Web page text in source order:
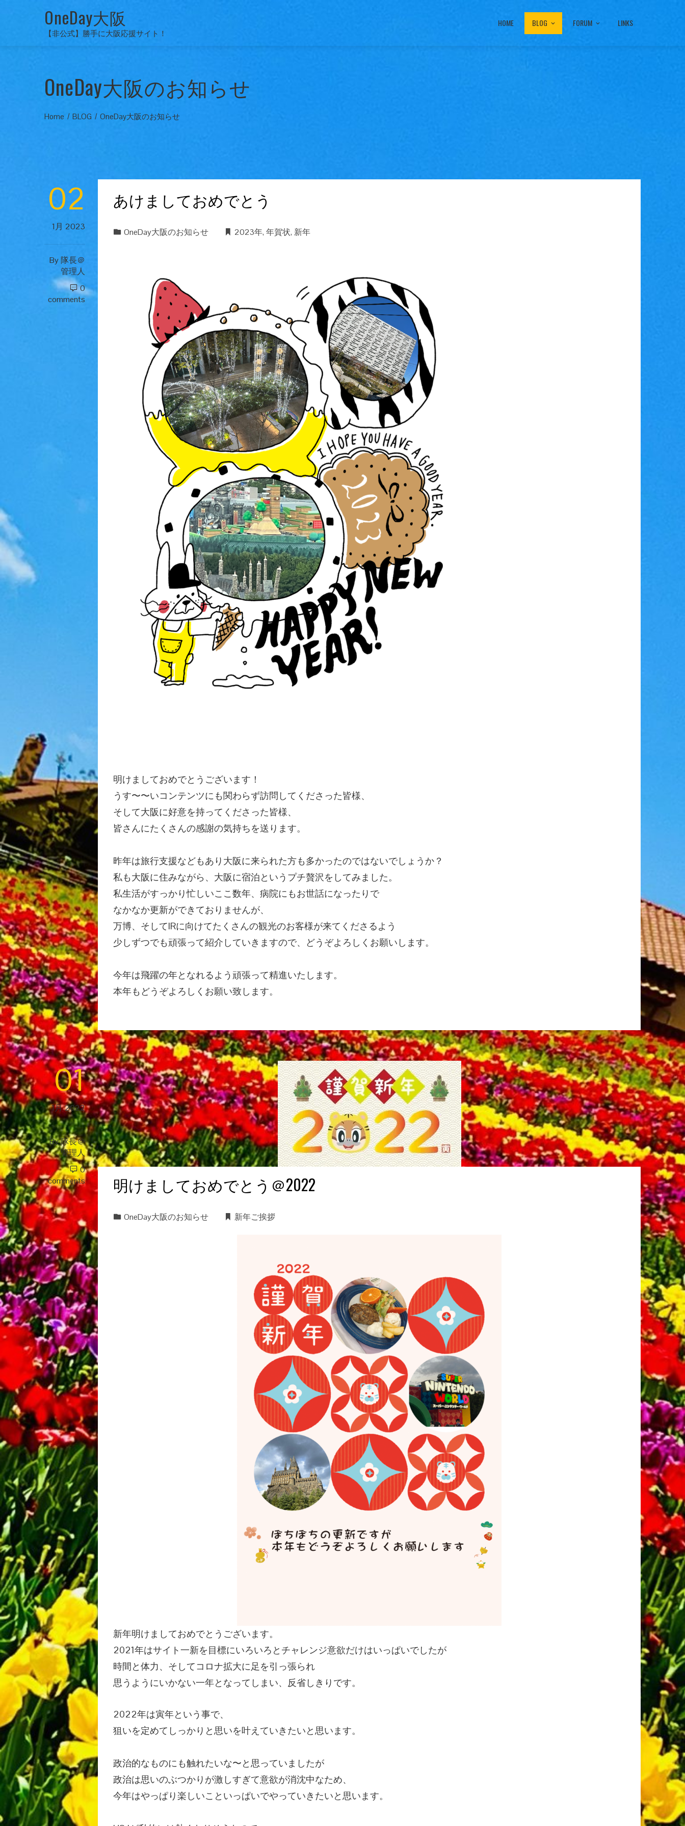
OneDay大阪
【非公式】勝手に大阪応援サイト！
HOME BLOG FORUM LINKS
OneDay大阪のお知らせ
Home BLOG OneDay大阪のお知らせ
02
1月 2023
By隊長＠
管理人
0
comments
あけましておめでとう
OneDay大阪のお知らせ 2023年, 年賀状, 新年
明けましておめでとうございます！
うす〜〜いコンテンツにも関わらず訪問してくださった皆様、
そして大阪に好意を持ってくださった皆様、
皆さんにたくさんの感謝の気持ちを送ります。
昨年は旅行支援などもあり大阪に来られた方も多かったのではないでしょうか？
私も大阪に住みながら、大阪に宿泊というプチ贅沢をしてみました。
私生活がすっかり忙しいここ数年、病院にもお世話になったりで
なかなか更新ができておりませんが、
万博、そしてIRに向けてたくさんの観光のお客様が来てくださるよう
少しずつでも頑張って紹介していきますので、どうぞよろしくお願いします。
今年は飛躍の年となれるよう頑張って精進いたします。
本年もどうぞよろしくお願い致します。
01
1月 2022
By隊長＠
管理人
0
comments
明けましておめでとう＠2022
OneDay大阪のお知らせ 新年ご挨拶
新年明けましておめでとうございます。
2021年はサイト一新を目標にいろいろとチャレンジ意欲だけはいっぱいでしたが
時間と体力、そしてコロナ拡大に足を引っ張られ
思うようにいかない一年となってしまい、反省しきりです。
2022年は寅年という事で、
狙いを定めてしっかりと思いを叶えていきたいと思います。
政治的なものにも触れたいな〜と思っていましたが
政治は思いのぶつかりが激しすぎて意欲が消沈中なため、
今年はやっぱり楽しいこといっぱいでやっていきたいと思います。